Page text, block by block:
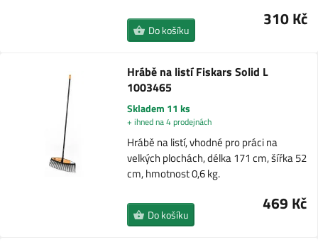
310 Kč
Do košíku
Hrábě na listí Fiskars Solid L
1003465
Skladem 11 ks
+ ihned na 4 prodejnách
Hrábě na listí, vhodné pro práci na
velkých plochách, délka 171 cm, šířka 52
cm, hmotnost 0,6 kg.
469 Kč
Do košíku